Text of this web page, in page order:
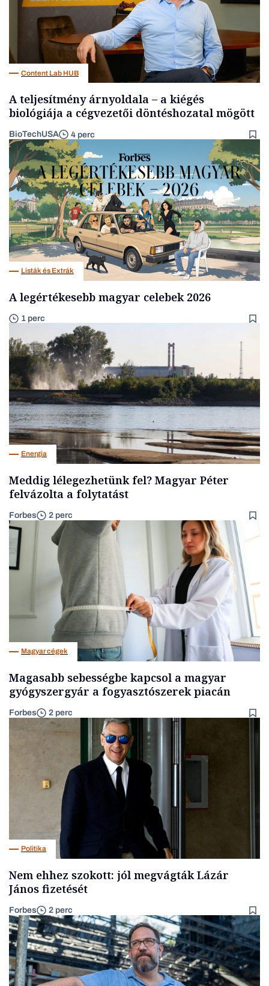
Content Lab HUB
A teljesítmény árnyoldala – a kiégés
biológiája a cégvezetői döntéshozatal mögött
BioTechUSA 4 perc
Listák és Extrák
A legértékesebb magyar celebek 2026
1 perc
Energia
Meddig lélegezhetünk fel? Magyar Péter
felvázolta a folytatást
Forbes 2 perc
Magyar cégek
Magasabb sebességbe kapcsol a magyar
gyógyszergyár a fogyasztószerek piacán
Forbes 2 perc
Politika
Nem ehhez szokott: jól megvágták Lázár
János fizetését
Forbes 2 perc